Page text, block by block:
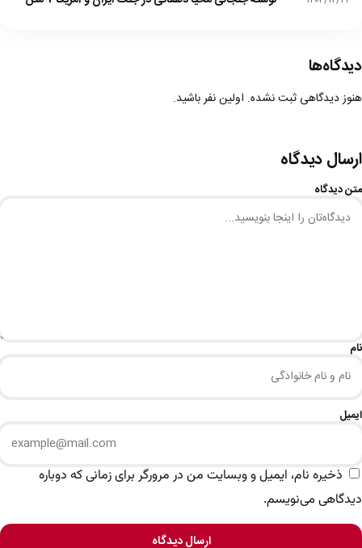
دیدگاه‌ها
هنوز دیدگاهی ثبت نشده. اولین نفر باشید.
ارسال دیدگاه
متن دیدگاه
نام
ایمیل
ذخیره نام، ایمیل و وبسایت من در مرورگر برای زمانی که دوباره
دیدگاهی می‌نویسم.
ارسال دیدگاه